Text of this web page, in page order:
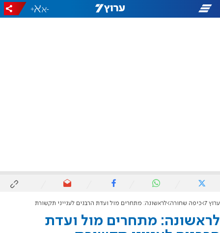
-
+
ערוץ 7 כיפה שחורה לראשונה: מתחרים מול ועדת הרבנים לענייני תקשורת
לראשונה: מתחרים מול ועדת